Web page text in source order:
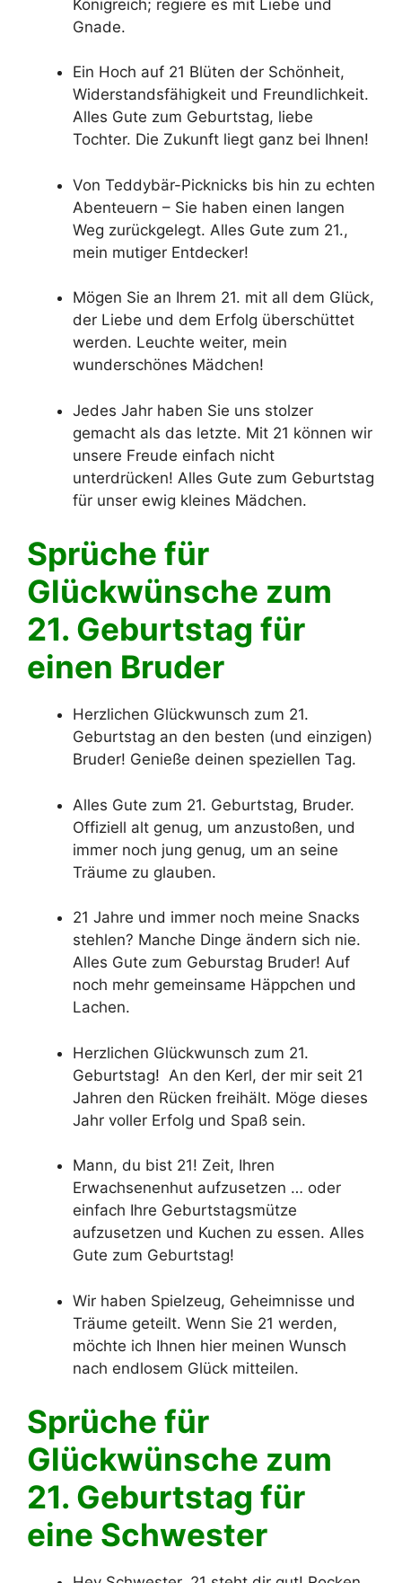
Königreich; regiere es mit Liebe und
Gnade.
Ein Hoch auf 21 Blüten der Schönheit,
Widerstandsfähigkeit und Freundlichkeit.
Alles Gute zum Geburtstag, liebe
Tochter. Die Zukunft liegt ganz bei Ihnen!
Von Teddybär-Picknicks bis hin zu echten
Abenteuern – Sie haben einen langen
Weg zurückgelegt. Alles Gute zum 21.,
mein mutiger Entdecker!
Mögen Sie an Ihrem 21. mit all dem Glück,
der Liebe und dem Erfolg überschüttet
werden. Leuchte weiter, mein
wunderschönes Mädchen!
Jedes Jahr haben Sie uns stolzer
gemacht als das letzte. Mit 21 können wir
unsere Freude einfach nicht
unterdrücken! Alles Gute zum Geburtstag
für unser ewig kleines Mädchen.
Sprüche für
Glückwünsche zum
21. Geburtstag für
einen Bruder
Herzlichen Glückwunsch zum 21.
Geburtstag an den besten (und einzigen)
Bruder! Genieße deinen speziellen Tag.
Alles Gute zum 21. Geburtstag, Bruder.
Offiziell alt genug, um anzustoßen, und
immer noch jung genug, um an seine
Träume zu glauben.
21 Jahre und immer noch meine Snacks
stehlen? Manche Dinge ändern sich nie.
Alles Gute zum Geburstag Bruder! Auf
noch mehr gemeinsame Häppchen und
Lachen.
Herzlichen Glückwunsch zum 21.
Geburtstag! An den Kerl, der mir seit 21
Jahren den Rücken freihält. Möge dieses
Jahr voller Erfolg und Spaß sein.
Mann, du bist 21! Zeit, Ihren
Erwachsenenhut aufzusetzen … oder
einfach Ihre Geburtstagsmütze
aufzusetzen und Kuchen zu essen. Alles
Gute zum Geburtstag!
Wir haben Spielzeug, Geheimnisse und
Träume geteilt. Wenn Sie 21 werden,
möchte ich Ihnen hier meinen Wunsch
nach endlosem Glück mitteilen.
Sprüche für
Glückwünsche zum
21. Geburtstag für
eine Schwester